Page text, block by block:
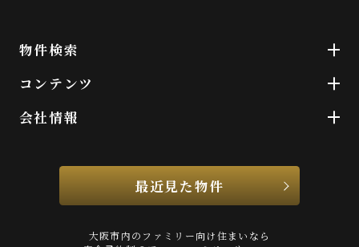
物件検索
コンテンツ
会社情報
最近見た物件
大阪市内のファミリー向け住まいなら